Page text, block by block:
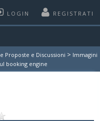
LOGIN REGISTRATI
Proposte e Discussioni > Immagini
booking engine